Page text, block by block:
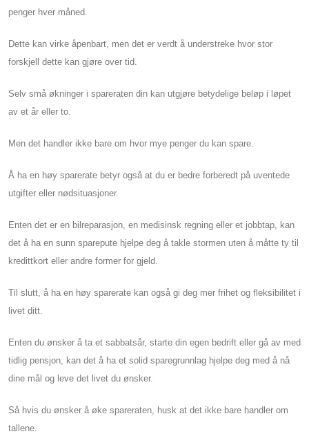
penger hver måned.
Dette kan virke åpenbart, men det er verdt å understreke hvor stor
forskjell dette kan gjøre over tid.
Selv små økninger i spareraten din kan utgjøre betydelige beløp i løpet
av et år eller to.
Men det handler ikke bare om hvor mye penger du kan spare.
Å ha en høy sparerate betyr også at du er bedre forberedt på uventede
utgifter eller nødsituasjoner.
Enten det er en bilreparasjon, en medisinsk regning eller et jobbtap, kan
det å ha en sunn sparepute hjelpe deg å takle stormen uten å måtte ty til
kredittkort eller andre former for gjeld.
Til slutt, å ha en høy sparerate kan også gi deg mer frihet og fleksibilitet i
livet ditt.
Enten du ønsker å ta et sabbatsår, starte din egen bedrift eller gå av med
tidlig pensjon, kan det å ha et solid sparegrunnlag hjelpe deg med å nå
dine mål og leve det livet du ønsker.
Så hvis du ønsker å øke spareraten, husk at det ikke bare handler om
tallene.